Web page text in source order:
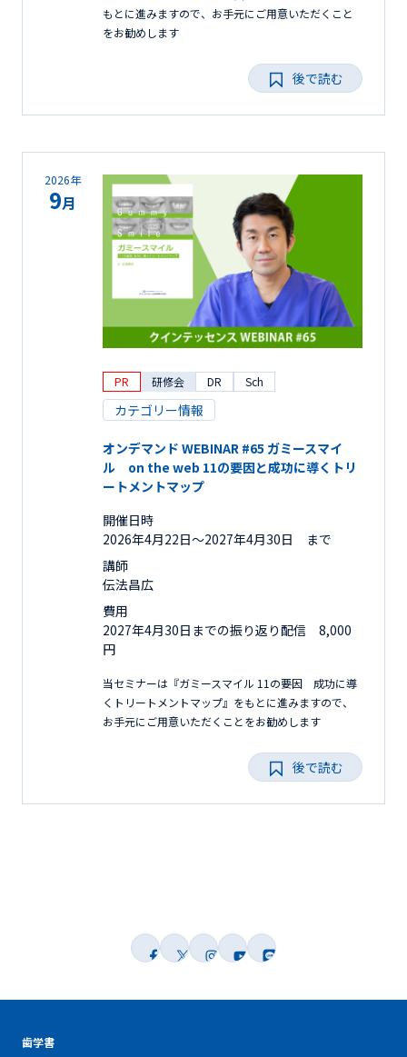
もとに進みますので、お手元にご用意いただくこと
をお勧めします
後で読む
2026年
9月
PR 研修会 DR Sch
カテゴリー情報
オンデマンド WEBINAR #65 ガミースマイ
ル on the web 11の要因と成功に導くトリ
ートメントマップ
開催日時
2026年4月22日〜2027年4月30日 まで
講師
伝法昌広
費用
2027年4月30日までの振り返り配信 8,000
円
当セミナーは『ガミースマイル 11の要因 成功に導
くトリートメントマップ』をもとに進みますので、
お手元にご用意いただくことをお勧めします
後で読む
歯学書